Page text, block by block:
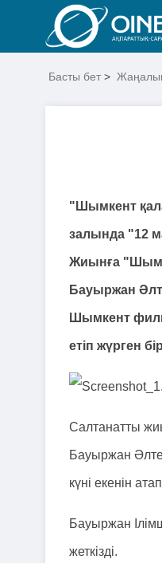
Басты бет >
"Шымкент
залында "12
Жиынға
Бауыржан
Шымкент
етіп жүрген
Салтанатты
Бауыржан
күні екенін атап
Бауыржан
жеткізді.